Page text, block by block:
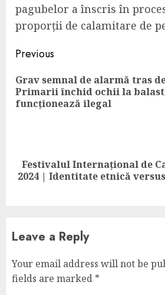
pagubelor a înscris în
proporții de calamitare de
Continue
Reading
Previous
Grav semnal de alarmă tras
Primarii închid ochii la
funcționează ilegal
Next
post:
Festivalul Internațional de
2024 | Identitate etnică
Leave a Reply
Your email address will not be
fields are marked *